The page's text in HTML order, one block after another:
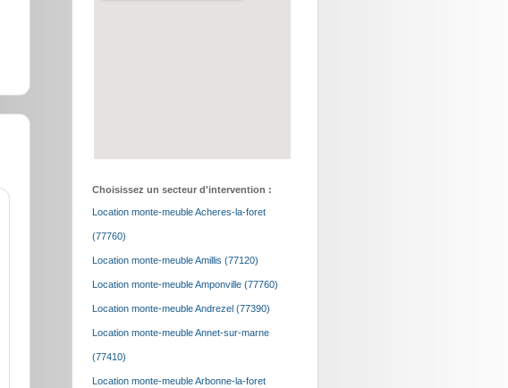
Choisissez un secteur d'intervention :
Location monte-meuble Acheres-la-foret
(77760)
Location monte-meuble Amillis (77120)
Location monte-meuble Amponville (77760)
Location monte-meuble Andrezel (77390)
Location monte-meuble Annet-sur-marne
(77410)
Location monte-meuble Arbonne-la-foret